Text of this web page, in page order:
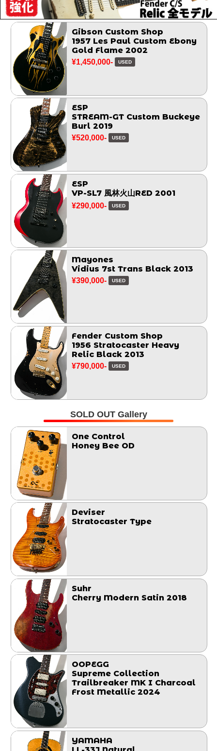
Gibson Custom Shop
1957 Les Paul Custom Ebony
Gold Flame 2002
¥1,450,000- USED
ESP
STREAM-GT Custom Buckeye
Burl 2019
¥520,000- USED
ESP
VP-SL7 風林火山RED 2001
¥290,000- USED
Mayones
Vidius 7st Trans Black 2013
¥390,000- USED
Fender Custom Shop
1956 Stratocaster Heavy
Relic Black 2013
¥790,000- USED
SOLD OUT Gallery
One Control
Honey Bee OD
Deviser
Stratocaster Type
Suhr
Cherry Modern Satin 2018
OOPEGG
Supreme Collection
Trailbreaker MK I Charcoal
Frost Metallic 2024
YAMAHA